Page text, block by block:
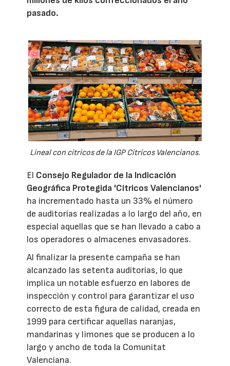
pasado.
Lineal con cítricos de la IGP Cítricos Valencianos.
El Consejo Regulador de la Indicación
Geográfica Protegida 'Cítricos Valencianos'
ha incrementado hasta un 33% el número
de auditorías realizadas a lo largo del año, en
especial aquellas que se han llevado a cabo a
los operadores o almacenes envasadores.
Al finalizar la presente campaña se han
alcanzado las setenta auditorías, lo que
implica un notable esfuerzo en labores de
inspección y control para garantizar el uso
correcto de esta figura de calidad, creada en
1999 para certificar aquellas naranjas,
mandarinas y limones que se producen a lo
largo y ancho de toda la Comunitat
Valenciana.